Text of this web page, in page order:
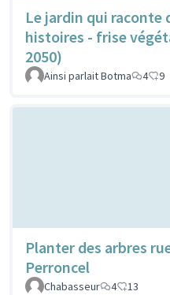
Le jardin qui raconte
histoires - frise
2050)
Ainsi parlait Botma 4 9
Planter des arbres
Perroncel
Chabasseur
4 13